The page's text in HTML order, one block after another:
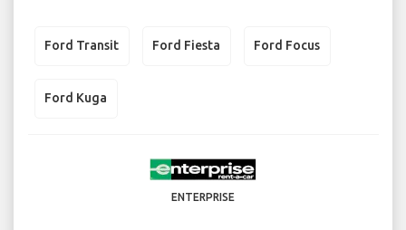
Ford Transit Ford Fiesta Ford Focus
Ford Kuga
ENTERPRISE